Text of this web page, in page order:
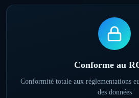
Conforme au
Conformité totale aux réglementations
des données